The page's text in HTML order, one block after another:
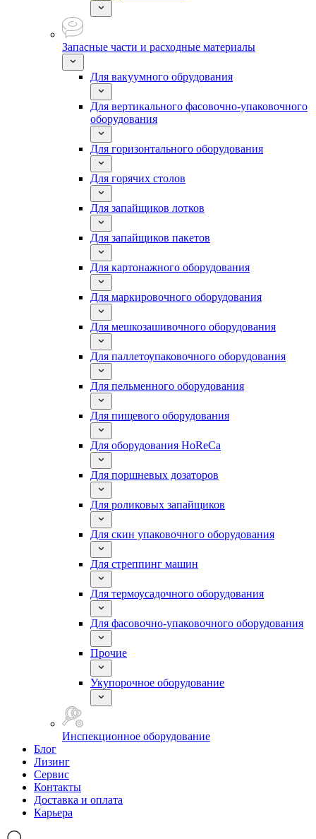
Запасные части и расходные материалы
Для вакуумного обрудования
Для вертикального фасовочно-упаковочного
оборудования
Для горизонтального оборудования
Для горячих столов
Для запайщиков лотков
Для запайщиков пакетов
Для картонажного оборудования
Для маркировочного оборудования
Для мешкозашивочного оборудования
Для паллетоупаковочного оборудования
Для пельменного оборудования
Для пищевого оборудования
Для оборудования HoReCa
Для поршневых дозаторов
Для роликовых запайщиков
Для скин упаковочного оборудования
Для стреппинг машин
Для термоусадочного оборудования
Для фасовочно-упаковочного оборудования
Прочие
Укупорочное оборудование
Инспекционное оборудование
Блог
Лизинг
Сервис
Контакты
Доставка и оплата
Карьера